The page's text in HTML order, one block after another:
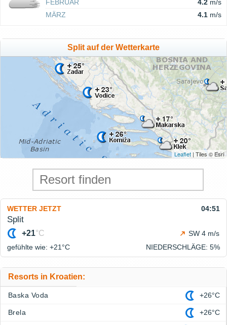
FEBRUAR 4.2 m/s
MÄRZ
4.1 m/s
Split auf der Wetterkarte
Leaflet | Tiles © Esri
WETTER JETZT 04:51
Split
+21°C
SW 4 m/s
gefühlte wie: +21°C NIEDERSCHLÄGE: 5%
Resorts in Kroatien:
Baska Voda +26°C
Brela +26°C